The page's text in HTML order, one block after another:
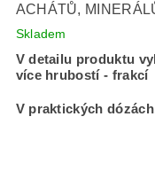
ACHÁTŮ,
Skladem
V detailu produktu
více hrubostí - frakcí
V praktických d